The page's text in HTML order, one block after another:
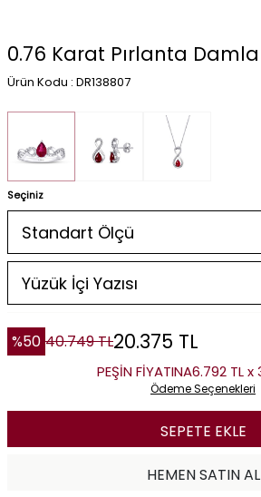
0.76 Karat Pırlanta
Ürün Kodu : DR138807
Seçiniz
%50 40.749TL20.375 TL
PEŞİN FİYATINA6.792 TL x
Ödeme Seçenekleri
SEPETE EKLE
HEMEN SATIN AL